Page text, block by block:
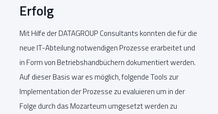
Erfolg
Mit Hilfe der DATAGROUP Consultants konnten die für die
neue IT-Abteilung notwendigen Prozesse erarbeitet und
in Form von Betriebshandbüchern dokumentiert werden.
Auf dieser Basis war es möglich, folgende Tools zur
Implementation der Prozesse zu evaluieren um in der
Folge durch das Mozarteum umgesetzt werden zu